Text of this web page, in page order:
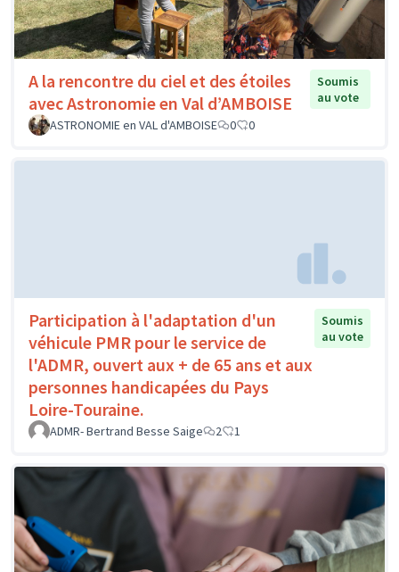
A la rencontre du ciel et des étoiles
avec Astronomie en Val d’AMBOISE
Soumis
au vote
ASTRONOMIE en VAL d'AMBOISE
0 0
Participation à l'adaptation d'un
véhicule PMR pour le service de
l'ADMR, ouvert aux + de 65 ans et aux
personnes handicapées du Pays
Loire-Touraine.
Soumis
au vote
ADMR- Bertrand Besse Saige 2 1